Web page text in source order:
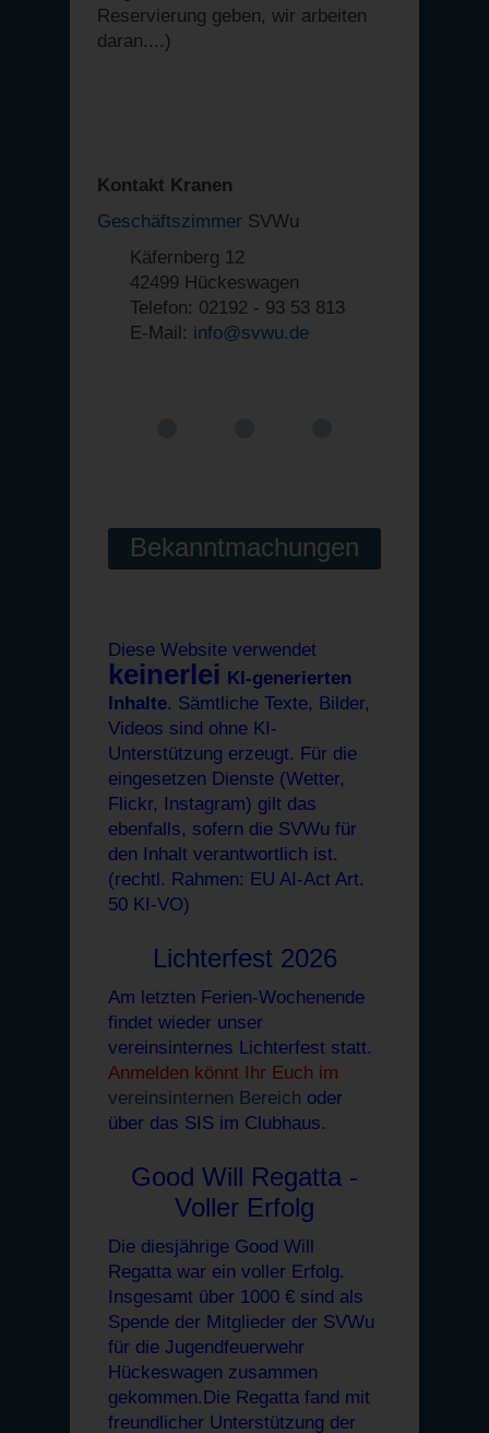
Reservierung geben, wir arbeiten
daran....)
Kontakt Kranen
Geschäftszimmer SVWu
Käfernberg 12
42499 Hückeswagen
Telefon: 02192 - 93 53 813
E-Mail: info@svwu.de
Bekanntmachungen
Diese Website verwendet
keinerlei KI-generierten
Inhalte. Sämtliche Texte, Bilder,
Videos sind ohne KI-
Unterstützung erzeugt. Für die
eingesetzen Dienste (Wetter,
Flickr, Instagram) gilt das
ebenfalls, sofern die SVWu für
den Inhalt verantwortlich ist.
(rechtl. Rahmen: EU AI-Act Art.
50 KI-VO)
Lichterfest 2026
Am letzten Ferien-Wochenende
findet wieder unser
vereinsinternes Lichterfest statt.
Anmelden könnt Ihr Euch im
vereinsinternen Bereich oder
über das SIS im Clubhaus.
Good Will Regatta -
Voller Erfolg
Die diesjährige Good Will
Regatta war ein voller Erfolg.
Insgesamt über 1000 € sind als
Spende der Mitglieder der SVWu
für die Jugendfeuerwehr
Hückeswagen zusammen
gekommen.Die Regatta fand mit
freundlicher Unterstützung der